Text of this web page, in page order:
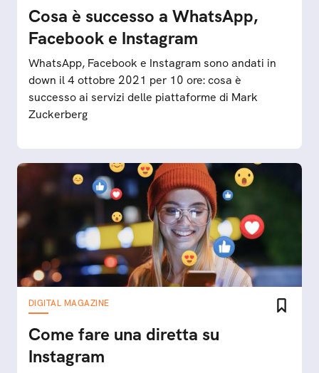
Cosa è successo a WhatsApp,
Facebook e Instagram
WhatsApp, Facebook e Instagram sono andati in
down il 4 ottobre 2021 per 10 ore: cosa è
successo ai servizi delle piattaforme di Mark
Zuckerberg
DIGITAL MAGAZINE
Come fare una diretta su
Instagram